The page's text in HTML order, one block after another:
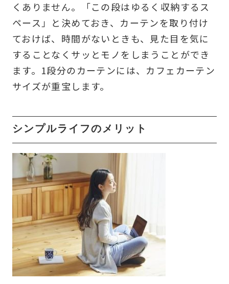
くありません。「この段はゆるく収納するス
ペース」と決めておき、カーテンを取り付け
ておけば、時間がないときも、見た目を気に
することなくサッとモノをしまうことができ
ます。1段分のカーテンには、カフェカーテン
サイズが重宝します。
シンプルライフのメリット